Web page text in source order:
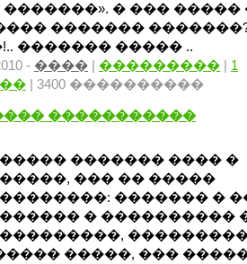
�������». � ��� �����
�������
������� ����� ..
- ���� | ��������� | 1
| 3400 ����������
�����������
������� ���� �
��� �� �����
������� �
� ����������
�����, ���